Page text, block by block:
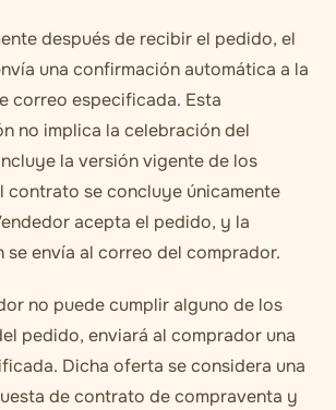
después de recibir el pedido, el
una confirmación automática a la
correo especificada. Esta
no implica la celebración del
la versión vigente de los
contrato se concluye únicamente
acepta el pedido, y la
envía al correo del comprador.
no puede cumplir alguno de los
pedido, enviará al comprador una
Dicha oferta se considera una
de contrato de compraventa y